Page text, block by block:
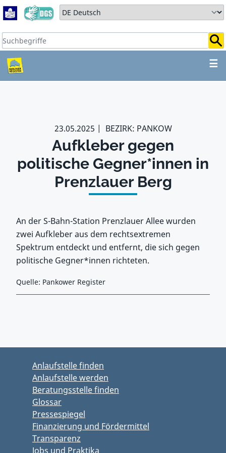
Zum Hauptbereich springen
Zum Hauptmenü springen
Sprache auswählen:
Suchbegriffe:
☰
ZUM HAUPTBEREICH
23.05.2025 BEZIRK: PANKOW
Aufkleber gegen
politische Gegner*innen in
Prenzlauer Berg
An der S-Bahn-Station Prenzlauer Allee wurden
zwei Aufkleber aus dem rechtsextremen
Spektrum entdeckt und entfernt, die sich gegen
politische Gegner*innen richteten.
Quelle: Pankower Register
Anlaufstelle finden
Anlaufstelle werden
Beratungsstelle finden
Glossar
Pressespiegel
Finanzierung und Fördermittel
Transparenz
Jobs und Praktika